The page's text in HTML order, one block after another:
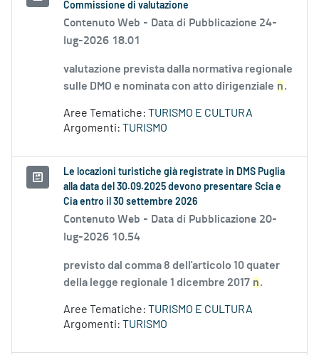
Commissione di valutazione
Contenuto Web - Data di Pubblicazione 24-
lug-2026 18.01
valutazione prevista dalla normativa regionale
sulle DMO e nominata con atto dirigenziale n.
Aree Tematiche: TURISMO E CULTURA
Argomenti: TURISMO
Le locazioni turistiche già registrate in DMS Puglia
alla data del 30.09.2025 devono presentare Scia e
Cia entro il 30 settembre 2026
Contenuto Web - Data di Pubblicazione 20-
lug-2026 10.54
previsto dal comma 8 dell'articolo 10 quater
della legge regionale 1 dicembre 2017 n.
Aree Tematiche: TURISMO E CULTURA
Argomenti: TURISMO